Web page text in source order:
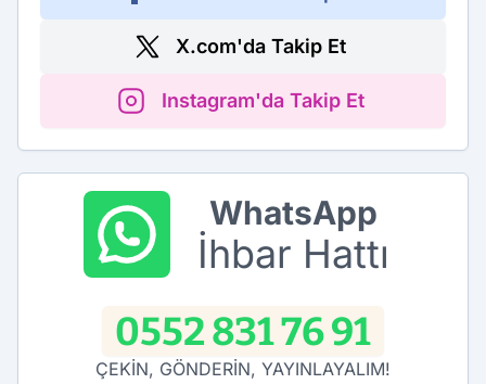
X.com'da Takip Et
Instagram'da Takip Et
WhatsApp
İhbar Hattı
0552 831 76 91
ÇEKİN, GÖNDERİN, YAYINLAYALIM!